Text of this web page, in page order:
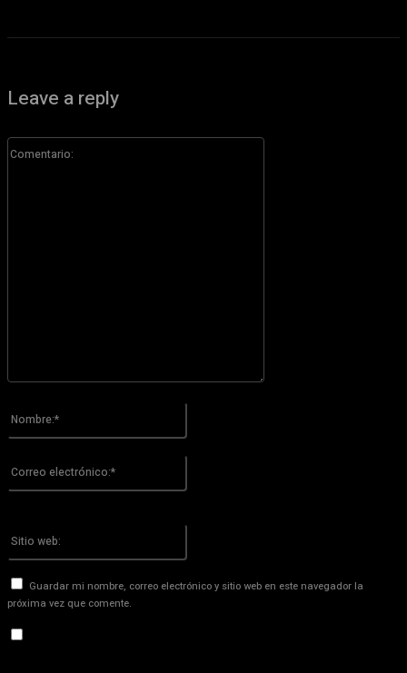
Leave a reply
Comentario:
Nombre:*
Correo
Sitio
Guardar mi nombre, correo electrónico y sitio web en este navegador la
próxima vez que comente.